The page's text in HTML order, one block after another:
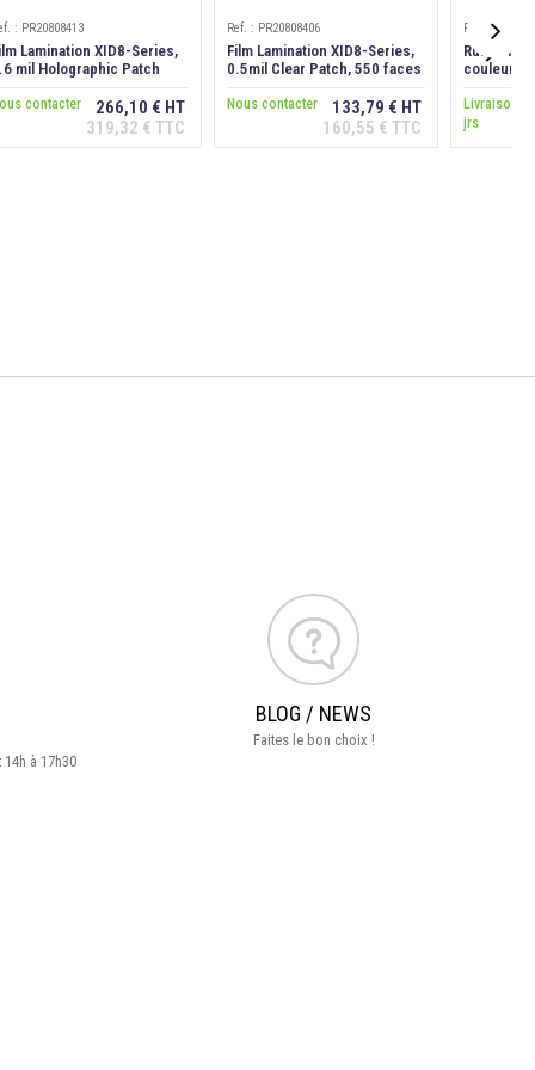
: PR20808413
Lamination XID8-Series,
mil Holographic Patch
contacter
266,10 € HT
319,32 € TTC
Ajouter au
Ref. : PR20808406
Film Lamination XID8-Series,
0.5mil Clear Patch, 550 faces
Nous contacter
133,79 € HT
160,55 € TTC
Ajouter au
Ref. :
Ruban
couleur
Livraison 5
jrs

à 17h30
BLOG / NEWS
Faites le bon choix !